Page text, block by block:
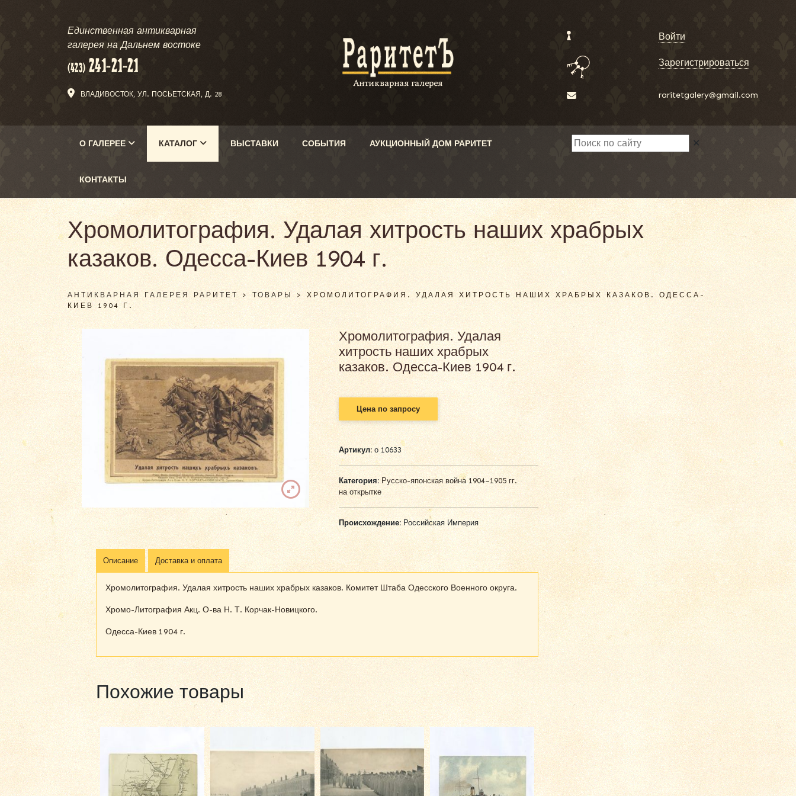
Единственная антикварная
галерея на Дальнем востоке
ВЛАДИВОСТОК, УЛ. ПОСЬЕТСКАЯ, Д. 28
Войти
Зарегистрироваться
raritetgalery@gmail.com
О ГАЛЕРЕЕ КАТАЛОГ ВЫСТАВКИ СОБЫТИЯ АУКЦИОННЫЙ ДОМ РАРИТЕТ
КОНТАКТЫ
✕
Хромолитография. Удалая хитрость наших храбрых
казаков. Одесса-Киев 1904 г.
АНТИКВАРНАЯ ГАЛЕРЕЯ РАРИТЕТ>ТОВАРЫ >ХРОМОЛИТОГРАФИЯ. УДАЛАЯ ХИТРОСТЬ НАШИХ ХРАБРЫХ КАЗАКОВ. ОДЕССА-
КИЕВ 1904 Г.
Хромолитография. Удалая
хитрость наших храбрых
казаков. Одесса-Киев 1904 г.
Цена по запросу
Артикул:о 10633
Категория: Русско-японская война 1904–1905 гг.
на открытке
Происхождение:Российская Империя
Описание Доставка и оплата
Хромолитография. Удалая хитрость наших храбрых казаков. Комитет Штаба Одесского Военного округа.
Хромо-Литография Акц. О-ва Н. Т. Корчак-Новицкого.
Одесса-Киев 1904 г.
Похожие товары